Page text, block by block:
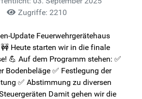
Zugriffe: 2210
Update Feuerwehrgerätehaus
Heute starten wir in die finale
💪 Auf dem Programm stehen: ✅
Bodenbeläge ✅ Festlegung der
✅ Abstimmung zu diversen
Damit gehen wir die